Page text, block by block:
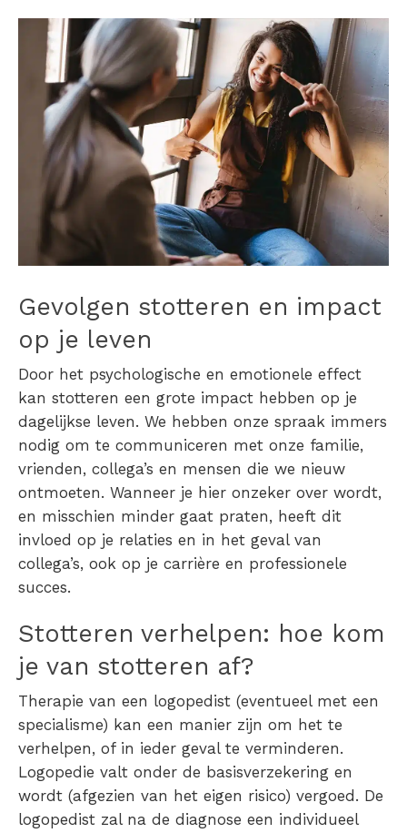
Gevolgen stotteren en impact
op je leven
Door het psychologische en emotionele effect
kan stotteren een grote impact hebben op je
dagelijkse leven. We hebben onze spraak immers
nodig om te communiceren met onze familie,
vrienden, collega’s en mensen die we nieuw
ontmoeten. Wanneer je hier onzeker over wordt,
en misschien minder gaat praten, heeft dit
invloed op je relaties en in het geval van
collega’s, ook op je carrière en professionele
succes.
Stotteren verhelpen: hoe kom
je van stotteren af?
Therapie van een logopedist (eventueel met een
specialisme) kan een manier zijn om het te
verhelpen, of in ieder geval te verminderen.
Logopedie valt onder de basisverzekering en
wordt (afgezien van het eigen risico) vergoed. De
logopedist zal na de diagnose een individueel